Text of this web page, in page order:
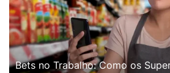
Bets no Trabalho: Como os